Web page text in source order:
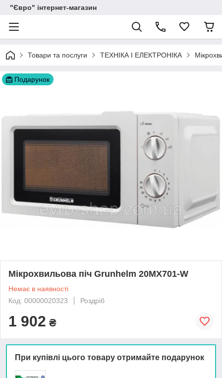
"Євро" інтернет-магазин
Товари та послуги ТЕХНІКА І ЕЛЕКТРОНІКА
Подарунок
Мікрохвильова піч Grunhelm 20MX701-W
Немає в наявності
Код: 00000020323
Роздріб
1 902 ₴
При купівлі цього товару отримайте подарунок